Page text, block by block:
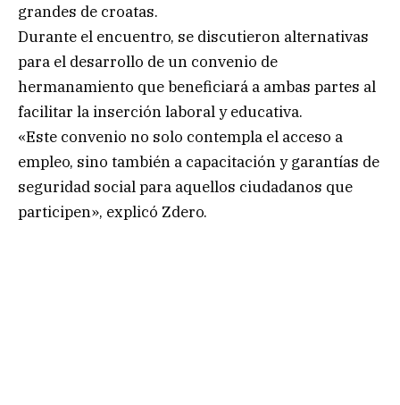
grandes de croatas.
Durante el encuentro, se discutieron alternativas
para el desarrollo de un convenio de
hermanamiento que beneficiará a ambas partes al
facilitar la inserción laboral y educativa.
«Este convenio no solo contempla el acceso a
empleo, sino también a capacitación y garantías de
seguridad social para aquellos ciudadanos que
participen», explicó Zdero.